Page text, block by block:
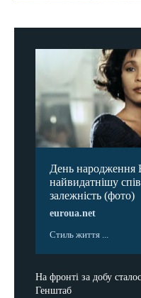
День народження
найвидатнішу
залежність (фото)
euroua.net
Стиль життя ...
На фронті за добу
Генштаб